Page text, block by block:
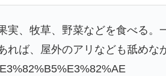
実、牧草、野菜などを食べる。
れば、屋外のアリなども舐めな